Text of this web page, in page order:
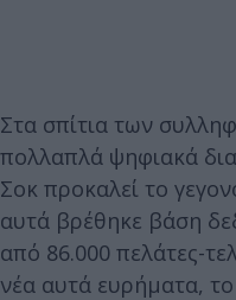
Στα σπίτια των
πολλαπλά ψηφιακά
Σοκ προκαλεί το
αυτά βρέθηκε βάση
από 86.000 πελάτες-
νέα αυτά ευρήματα,